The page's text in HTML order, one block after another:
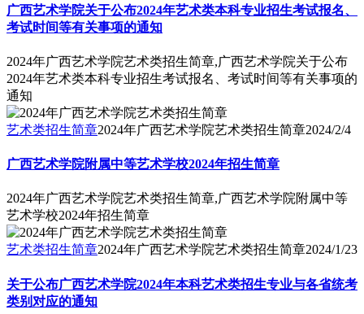
广西艺术学院关于公布2024年艺术类本科专业招生考试报名、
考试时间等有关事项的通知
2024年广西艺术学院艺术类招生简章,广西艺术学院关于公布
2024年艺术类本科专业招生考试报名、考试时间等有关事项的
通知
艺术类招生简章2024年广西艺术学院艺术类招生简章2024/2/4
广西艺术学院附属中等艺术学校2024年招生简章
2024年广西艺术学院艺术类招生简章,广西艺术学院附属中等
艺术学校2024年招生简章
艺术类招生简章2024年广西艺术学院艺术类招生简章2024/1/23
关于公布广西艺术学院2024年本科艺术类招生专业与各省统考
类别对应的通知